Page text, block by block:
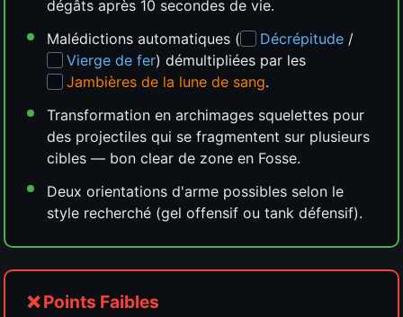
dégâts après 10 secondes de vie.
Malédictions automatiques (
Décrépitude /
Vierge de fer) démultipliées par les
Jambières de la lune de sang.
Transformation en archimages squelettes pour
des projectiles qui se fragmentent sur plusieurs
cibles — bon clear de zone en Fosse.
Deux orientations d'arme possibles selon le
style recherché (gel offensif ou tank défensif).
❌ Points Faibles